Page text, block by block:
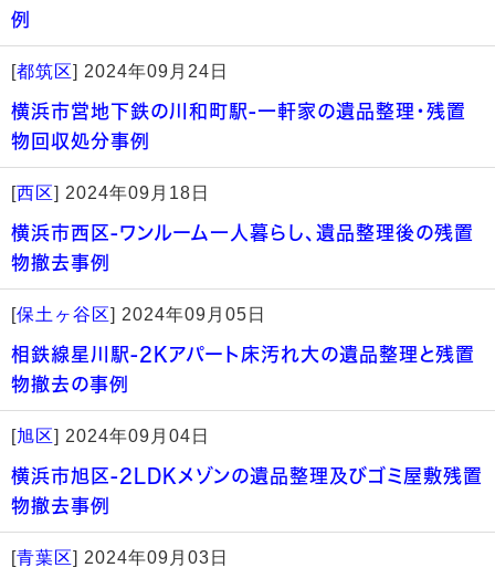
例
[都筑区] 2024年09月24日
横浜市営地下鉄の川和町駅-一軒家の遺品整理・残置
物回収処分事例
[西区] 2024年09月18日
横浜市西区-ワンルーム一人暮らし、遺品整理後の残置
物撤去事例
[保土ヶ谷区] 2024年09月05日
相鉄線星川駅-2Kアパート床汚れ大の遺品整理と残置
物撤去の事例
[旭区] 2024年09月04日
横浜市旭区-2LDKメゾンの遺品整理及びゴミ屋敷残置
物撤去事例
[青葉区] 2024年09月03日